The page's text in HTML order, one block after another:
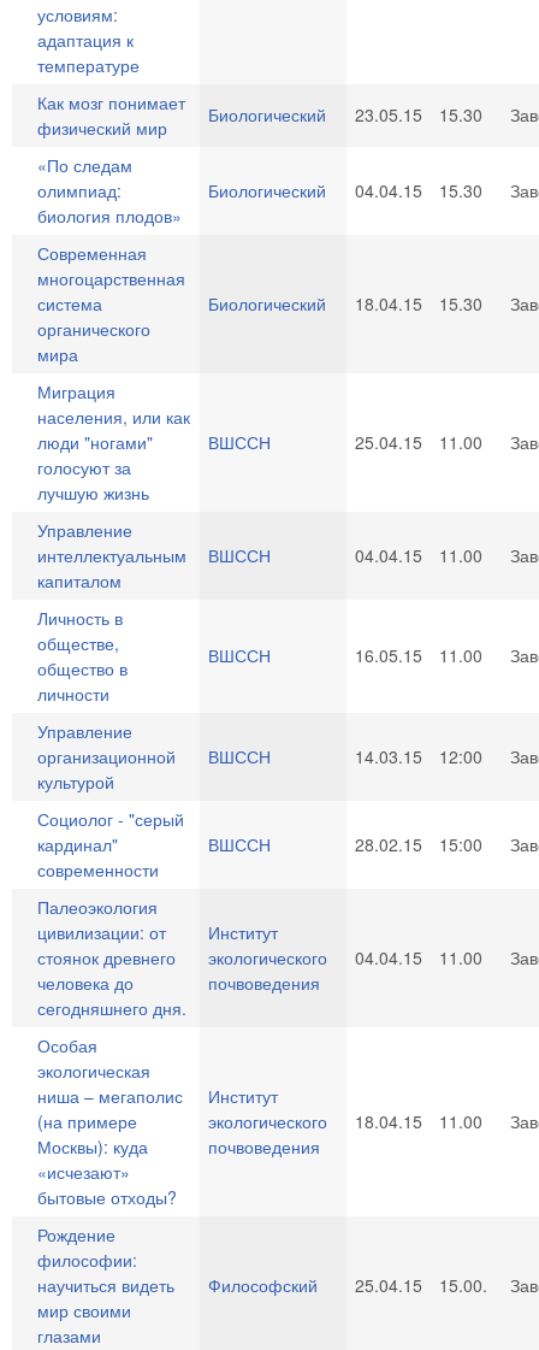
условиям:
адаптация к
температуре
Как мозг понимает
физический мир
Биологический 23.05.15 15.30
«По следам
олимпиад:
биология плодов»
Биологический 04.04.15 15.30
Современная
многоцарственная
система
органического
мира
Биологический 18.04.15 15.30
Миграция
населения, или как
люди "ногами"
голосуют за
лучшую жизнь
ВШССН 25.04.15 11.00
Управление
интеллектуальным
капиталом
ВШССН 04.04.15 11.00
Личность в
обществе,
общество в
личности
ВШССН 16.05.15 11.00
Управление
организационной
культурой
ВШССН 14.03.15 12:00
Социолог - "серый
кардинал"
современности
ВШССН 28.02.15 15:00
Палеоэкология
цивилизации: от
стоянок древнего
человека до
сегодняшнего дня.
Институт
экологического
почвоведения
04.04.15 11.00
Особая
экологическая
ниша – мегаполис
(на примере
Москвы): куда
«исчезают»
бытовые отходы?
Институт
экологического
почвоведения
18.04.15 11.00
Рождение
философии:
научиться видеть
мир своими
глазами
Философский 25.04.15 15.00.